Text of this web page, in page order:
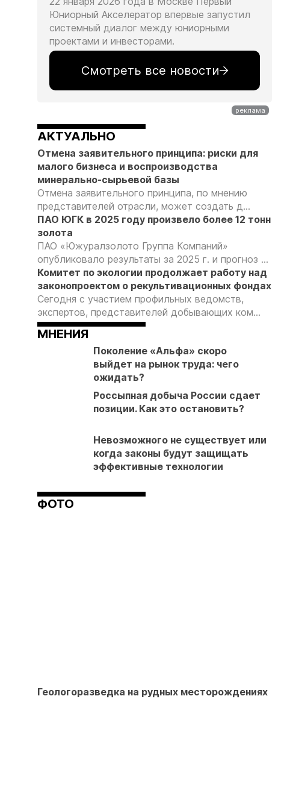
Юниорный Акселератор впервые запустил
системный диалог между юниорными
проектами и инвесторами.
Смотреть все новости
АКТУАЛЬНО
Отмена заявительного принципа: риски для
малого бизнеса и воспроизводства
минерально-сырьевой базы
Отмена заявительного принципа, по мнению
представителей отрасли, может создать д...
ПАО ЮГК в 2025 году произвело более 12 тонн
золота
ПАО «Южуралзолото Группа Компаний»
опубликовало результаты за 2025 г. и прогноз ...
Комитет по экологии продолжает работу над
законопроектом о рекультивационных фондах
Сегодня с участием профильных ведомств,
экспертов, представителей добывающих ком...
МНЕНИЯ
Поколение «Альфа» скоро
выйдет на рынок труда: чего
ожидать?
Россыпная добыча России сдает
позиции. Как это остановить?
Невозможного не существует или
когда законы будут защищать
эффективные технологии
ФОТО
Геологоразведка на рудных месторождениях